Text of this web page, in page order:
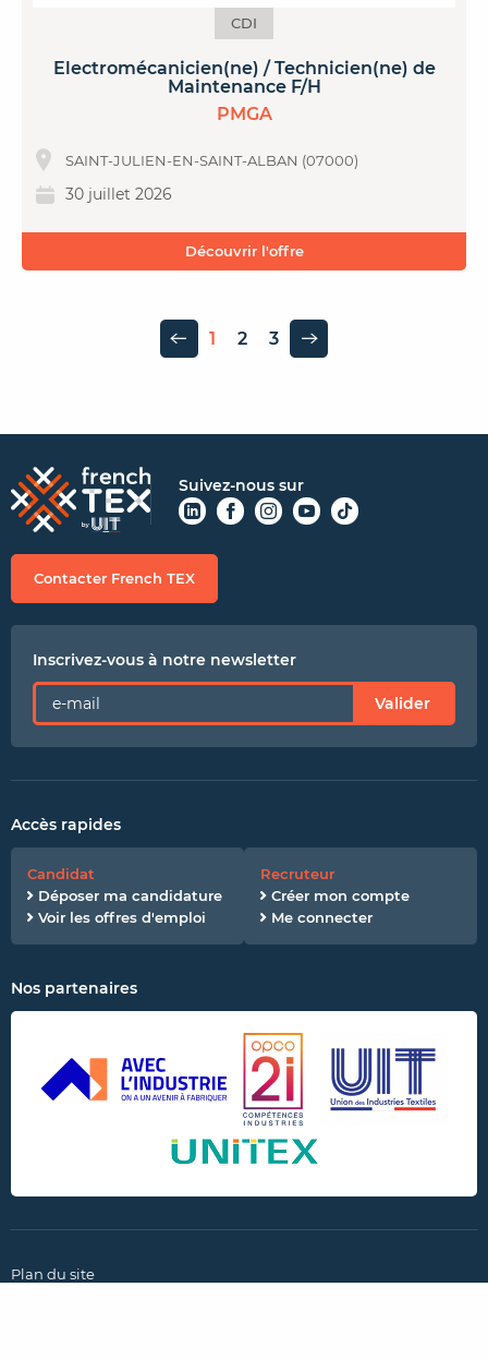
CDI
Electromécanicien(ne) / Technicien(ne) de
Maintenance F/H
PMGA
SAINT-JULIEN-EN-SAINT-ALBAN (07000)
30 juillet 2026
Découvrir l'offre
Page précédente 1 2 3 Page suivante
Suivez-nous sur
Contacter French TEX
Inscrivez-vous à notre newsletter
Valider
Accès rapides
Candidat
Déposer ma candidature
Voir les offres d'emploi
Recruteur
Créer mon compte
Me connecter
Nos partenaires
Plan du site